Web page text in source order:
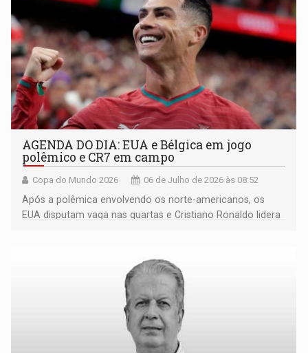
AGENDA DO DIA: EUA e Bélgica em jogo
polêmico e CR7 em campo
Copa do Mundo 2026 06 de Julho de 2026 às 08:52
Após a polêmica envolvendo os norte-americanos, os
EUA disputam vaga nas quartas e Cristiano Ronaldo lidera